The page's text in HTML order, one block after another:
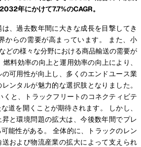
年にかけて7.7%のCAGR。
、過去数年間に大きな成長を目撃してき
からの需要が高まっています。 また、小
どの様々な分野における商品輸送の需要が
料効率の向上と運用効率の向上により、
可用性が向上し、多くのエンドユース業
ンタルが魅力的な選択肢となりました。
くと、トラックフリートのコネクティビテ
道を開くことが期待されます。 しかし、
と環境問題の拡大は、今後数年間でプレ
能性がある。 全体的に、トラックのレン
および物流産業の拡大によって支えられ